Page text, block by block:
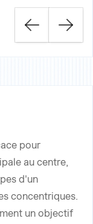
pour
au centre,
d'un
concentriques.
un objectif